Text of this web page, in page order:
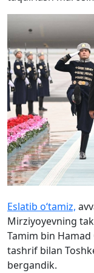
Eslatib o‘tamiz,
Mirziyoyevning
Tamim bin
tashrif bilan
bergandik.